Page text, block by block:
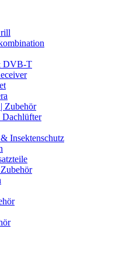
DVB-T
Zubehör
Dachlüfter
Insektenschutz